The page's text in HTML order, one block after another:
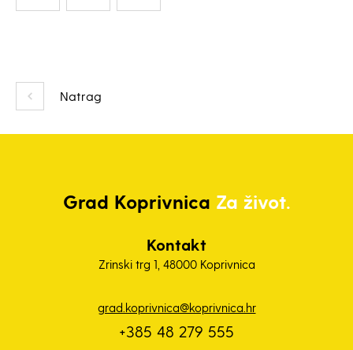
Natrag
Grad Koprivnica Za život.
Kontakt
Zrinski trg 1, 48000 Koprivnica
grad.koprivnica@koprivnica.hr
+385 48 279 555